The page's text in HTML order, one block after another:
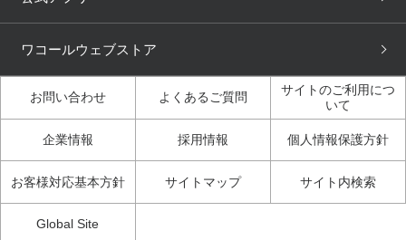
大人の工場見学inベトナム
人間科学研究開発センター見
学
ガイド（マンガ）
3Dボディスキャン体験（マ
ワコールウェブストア
お問い合わせ よくあるご質問
サイトのご利用につ
いて
企業情報 採用情報 個人情報保護方針
お客様対応基本方針 サイトマップ サイト内検索
Global Site